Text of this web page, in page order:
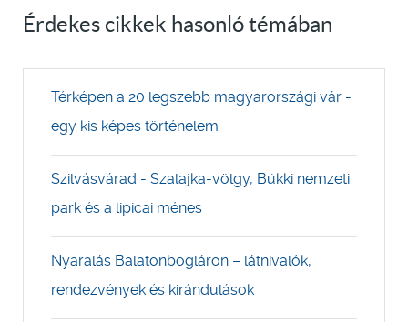
Érdekes cikkek hasonló témában
Térképen a 20 legszebb magyarországi vár -
egy kis képes történelem
Szilvásvárad - Szalajka-völgy, Bükki nemzeti
park és a lipicai ménes
Nyaralás Balatonbogláron – látnivalók,
rendezvények és kirándulások